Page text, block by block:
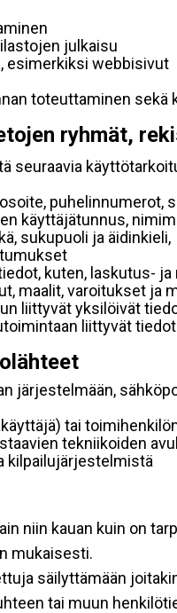
julkaisu
esimerkiksi webbisivut
toteuttaminen sekä
ryhmät,
seuraavia
puhelinnumerot,
käyttäjätunnus,
sukupuoli ja äidinkieli,
kuten, laskutus-
maalit, varoitukset
liittyvät yksilöivät
liittyvät
järjestelmään,
tai
tekniikoiden
kilpailujärjestelmistä
niin kauan kuin on
mukaisesti.
säilyttämään
tai muun